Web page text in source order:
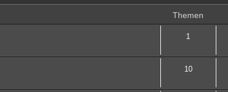
Themen
1
10